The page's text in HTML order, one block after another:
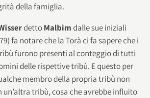
della famiglia.
dettoMalbim dalle sue iniziali
fa notare che la Torà ci fa sapere che i
furono presenti al conteggio di tutti
delle rispettive tribù. E questo per
membro della propria tribù non
un’altra tribù, cosa che avrebbe influito